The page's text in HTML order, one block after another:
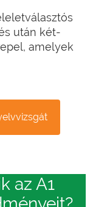
után két-
amelyek
az A1